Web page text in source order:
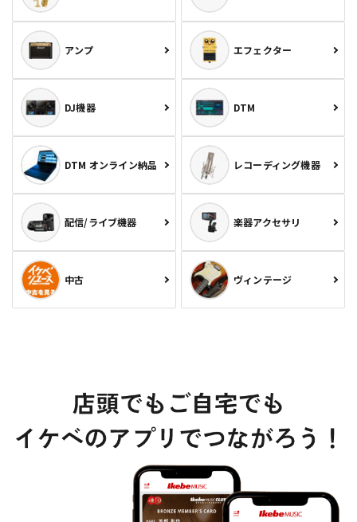
アンプ エフェクター
DJ機器 DTM
DTM オンライン納品 レコーディング機器
配信/ライブ機器 楽器アクセサリ
中古 ヴィンテージ